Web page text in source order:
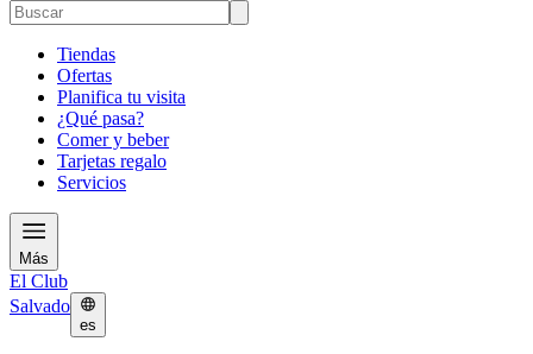
Tiendas
Ofertas
Planifica tu visita
¿Qué pasa?
Comer y beber
Tarjetas regalo
Servicios
Más
El Club
Salvado
es